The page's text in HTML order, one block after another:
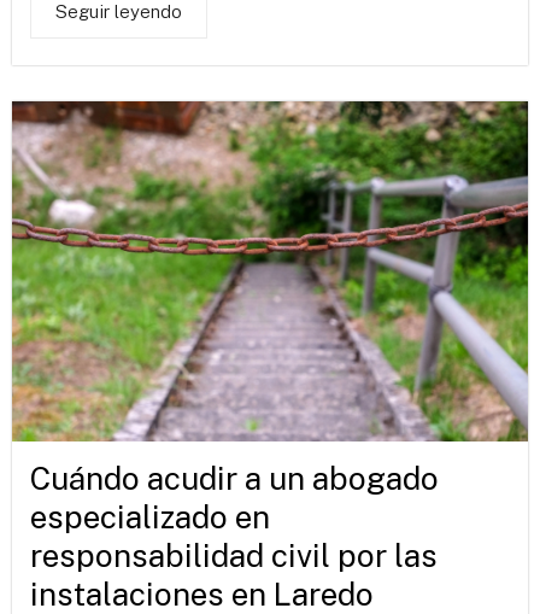
Seguir leyendo
Cuándo acudir a un abogado
especializado en
responsabilidad civil por las
instalaciones en Laredo